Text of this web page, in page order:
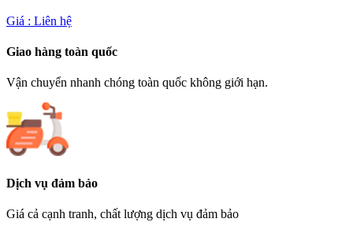
Giá : Liên hệ
Giao hàng toàn quốc
Vận chuyển nhanh chóng toàn quốc không giới hạn.
Dịch vụ đảm bảo
Giá cả cạnh tranh, chất lượng dịch vụ đảm bảo